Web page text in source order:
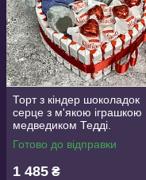
Торт з кіндер шоколадок
серце з м'якою іграшкою
медведиком Тедді.
Подарунок дівчині на День
Готово до відправки
1 485 ₴